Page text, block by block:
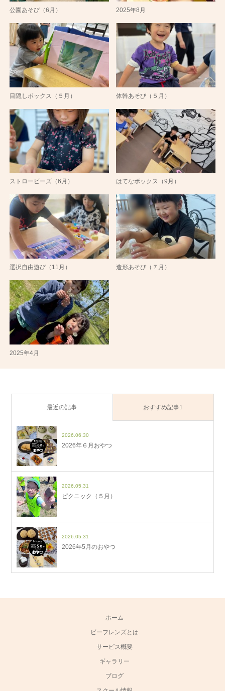
公園あそび（6月） 2025年8月
目隠しボックス（５月） 体幹あそび（５月）
ストロービーズ（6月） はてなボックス（9月）
選択自由遊び（11月） 造形あそび（７月）
2025年4月
最近の記事 おすすめ記事1
2026.06.30
2026年６月おやつ
2026.05.31
ピクニック（５月）
2026.05.31
2026年5月のおやつ
ホーム
ビーフレンズとは
サービス概要
ギャラリー
ブログ